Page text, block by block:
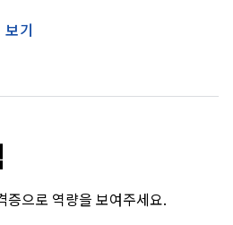
기
으로 역량을 보여주세요.